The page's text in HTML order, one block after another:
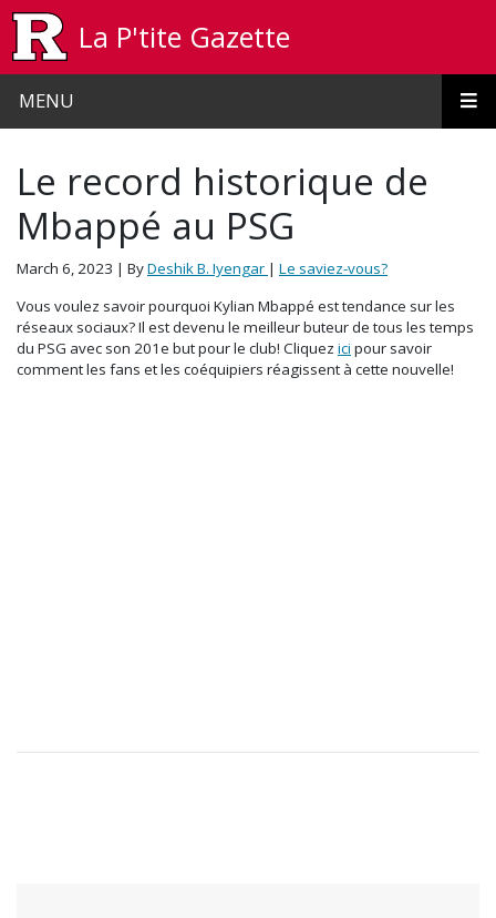
La P'tite Gazette
MENU
Le record historique de
Mbappé au PSG
March 6, 2023 | ByDeshik B. Iyengar | Le saviez-vous?
Vous voulez savoir pourquoi Kylian Mbappé est tendance sur les
réseaux sociaux? Il est devenu le meilleur buteur de tous les temps
du PSG avec son 201e but pour le club! Cliquez ici pour savoir
comment les fans et les coéquipiers réagissent à cette nouvelle!